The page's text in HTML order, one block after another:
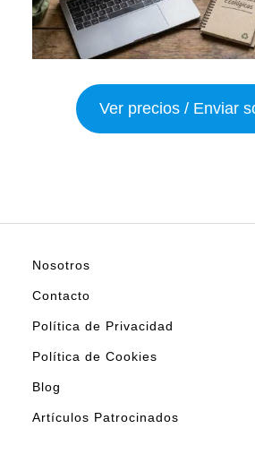
Ver precios / Enviar
Nosotros
Contacto
Política de Privacidad
Política de Cookies
Blog
Artículos Patrocinados